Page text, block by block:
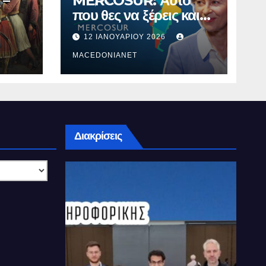
που θες να ξέρεις και
δεν σου λένε.
12 ΙΑΝΟΥΑΡΊΟΥ 2026
MACEDONIANET
Διακρίσεις